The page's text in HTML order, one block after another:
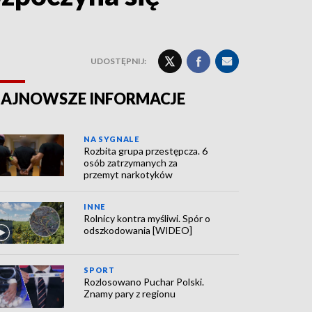
UDOSTĘPNIJ:
INFORMACJE
NA SYGNALE
Rozbita grupa przestępcza. 6
osób zatrzymanych za
przemyt narkotyków
INNE
Rolnicy kontra myśliwi. Spór o
odszkodowania [WIDEO]
SPORT
Rozlosowano Puchar Polski.
Znamy pary z regionu